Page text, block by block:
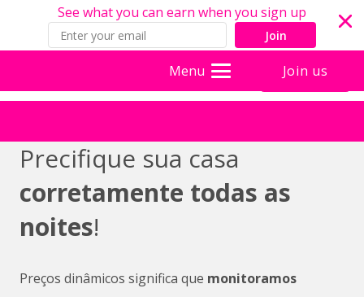
See what you can earn when you sign up
Join
Menu Join us
Precifique sua casa
corretamente todas as
noites!
Preços dinâmicos significa que monitoramos